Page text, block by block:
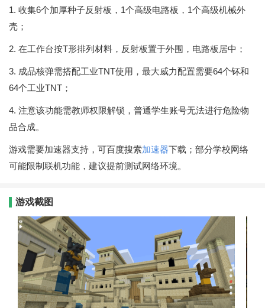
1. 收集6个加厚种子反射板，1个高级电路板，1个高级机械外
壳；
2. 在工作台按T形排列材料，反射板置于外围，电路板居中；
3. 成品核弹需搭配工业TNT使用，最大威力配置需要64个钚和
64个工业TNT；
4. 注意该功能需教师权限解锁，普通学生账号无法进行危险物
品合成。
游戏需要加速器支持，可百度搜索加速器下载；部分学校网络
可能限制联机功能，建议提前测试网络环境。
游戏截图